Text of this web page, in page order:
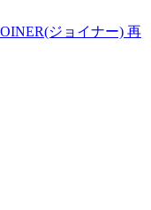
ジョイナー) 再